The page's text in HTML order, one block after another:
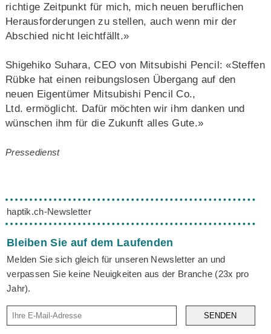
richtige Zeitpunkt für mich, mich neuen beruflichen
Herausforderungen zu stellen, auch wenn mir der
Abschied nicht leichtfällt.»
Shigehiko Suhara, CEO von Mitsubishi Pencil: «Steffen
Rübke hat einen reibungslosen Übergang auf den
neuen Eigentümer Mitsubishi Pencil Co.,
Ltd. ermöglicht. Dafür möchten wir ihm danken und
wünschen ihm für die Zukunft alles Gute.»
Pressedienst
haptik.ch-Newsletter
Bleiben Sie auf dem Laufenden
Melden Sie sich gleich für unseren Newsletter an und
verpassen Sie keine Neuigkeiten aus der Branche (23x pro
Jahr).
SENDEN